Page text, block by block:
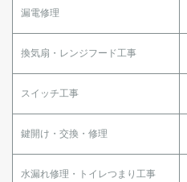
漏電修理
換気扇・レンジフード工事
スイッチ工事
鍵開け・交換・修理
水漏れ修理・トイレつまり工事